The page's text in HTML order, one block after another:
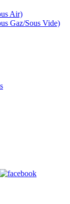
Air)
Gaz/Sous Vide)